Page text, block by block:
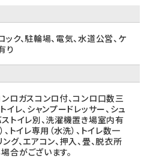
ク、駐輪場、電気、水道公営、ケ
り
ンロガスコンロ付、コンロ口数三
イレ、シャンプードレッサー、シュ
ストイレ別、洗濯機置き場室内有
、トイレ専用（水洗）、トイレ数一
グ、エアコン、押入、畳、脱衣所
合がございます。